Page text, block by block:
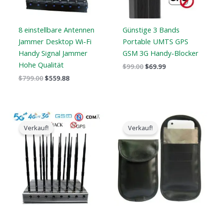
8 einstellbare Antennen
Jammer Desktop Wi-Fi
Handy Signal Jammer
Hohe Qualität
$799.00$559.88
Günstige 3 Bands
Portable UMTS GPS
GSM 3G Handy-Blocker
$99.00$69.99
Verkauf!
Der
ursprüngliche
Preis
war:
$1,899.00.
Der
aktuelle
Preis
ist:
$1,166.99.
Verkauf!
ursprüngliche
Preis
war:
$138.00.
Der
aktuelle
Preis
ist: